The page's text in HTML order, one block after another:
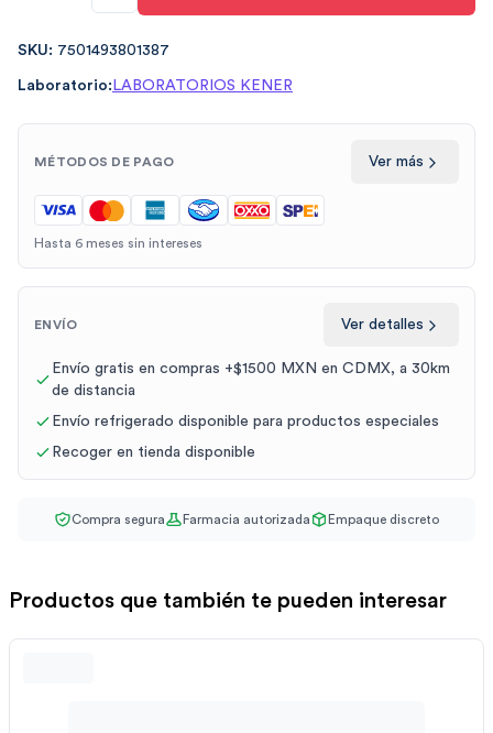
SKU: 7501493801387
Laboratorio: LABORATORIOS KENER
MÉTODOS DE PAGO Ver más
Hasta 6 meses sin intereses
ENVÍO Ver detalles
Envío gratis en compras +$1500 MXN en CDMX, a 30km
de distancia
Envío refrigerado disponible para productos especiales
Recoger en tienda disponible
Compra segura Farmacia autorizada Empaque discreto
Productos que también te pueden interesar